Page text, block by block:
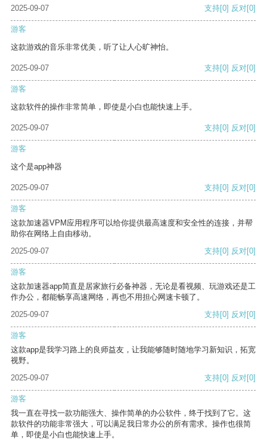
2025-09-07
支持[0] 反对[0]
游客
这款游戏的音乐非常优美，听了让人心旷神怡。
2025-09-07 支持[0] 反对[0]
游客
这款软件的操作非常简单，即使是小白也能快速上手。
2025-09-07 支持[0] 反对[0]
游客
这个是app神器
2025-09-07 支持[0] 反对[0]
游客
这款加速器VPM应用程序可以给你提供最高速度和安全性的连接，并帮
助你在网络上自由移动。
2025-09-07
支持[0] 反对[0]
游客
这款加速器app简直是居家旅行必备神器，无论是看视频、玩游戏还是工
作办公，都能畅享高速网络，再也不用担心网速卡顿了。
2025-09-07
支持[0] 反对[0]
游客
这款app是我学习路上的良师益友，让我能够随时随地学习新知识，拓宽
视野。
2025-09-07
支持[0] 反对[0]
游客
我一直在寻找一款功能强大、操作简单的办公软件，终于找到了它。这
款软件的功能非常强大，可以满足我日常办公的所有需求。操作也很简
单，即使是小白也能快速上手。